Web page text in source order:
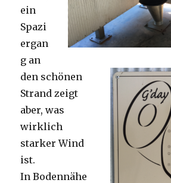
ein
Spazi
ergan
g an
den schönen
Strand zeigt
aber, was
wirklich
starker Wind
ist.
In Bodennähe